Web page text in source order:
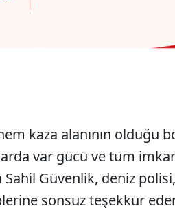
kaza alanının olduğu
var gücü ve tüm
Güvenlik, deniz polisi,
sonsuz teşekkür